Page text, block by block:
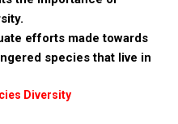
efforts made towards
species that live in
Diversity